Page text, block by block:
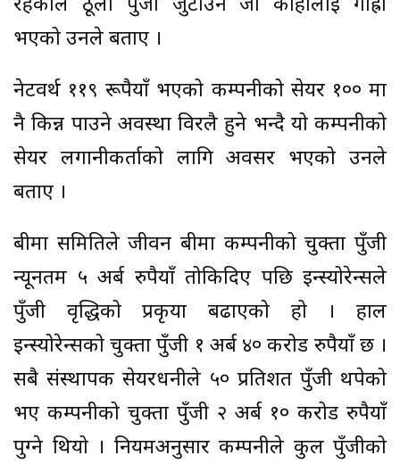
रहेकोले ठूलो पुँजी जुटाउन जो कोहीलाई गाह्रो
भएको उनले बताए ।
नेटवर्थ ११९ रूपैयाँ भएको कम्पनीको सेयर १०० मा
नै किन्न पाउने अवस्था विरलै हुने भन्दै यो कम्पनीको
सेयर लगानीकर्ताको लागि अवसर भएको उनले
बताए ।
बीमा समितिले जीवन बीमा कम्पनीको चुक्ता पुँजी
न्यूनतम ५ अर्ब रुपैयाँ तोकिदिए पछि इन्स्योरेन्सले
पुँजी वृद्धिको प्रकृया बढाएको हो । हाल
इन्स्योरेन्सको चुक्ता पुँजी १ अर्ब ४० करोड रुपैयाँ छ ।
सबै संस्थापक सेयरधनीले ५० प्रतिशत पुँजी थपेको
भए कम्पनीको चुक्ता पुँजी २ अर्ब १० करोड रुपैयाँ
पुग्ने थियो । नियमअनुसार कम्पनीले कुल पुँजीको